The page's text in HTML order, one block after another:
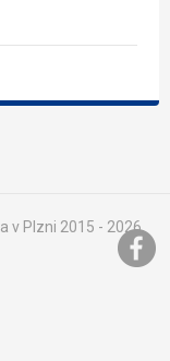
v Plzni 2015 - 2026,